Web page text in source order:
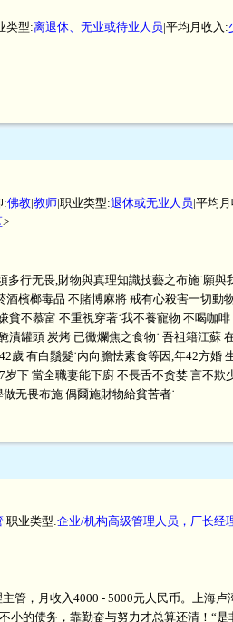
类型:离退休、无业或待业人员|平均月收入:
:佛教|教师|职业类型:退休或无业人员|平均
>
行无畏,財物與真理知識技藝之布施˙願與
檳榔毒品 不賭博麻將 戒有心殺害一切動
不慕富 不重視穿著˙我不養寵物 不喝咖
罐頭 炭烤 已黴爛焦之食物˙ 吾祖籍江蘇
歲 有白鬚髮˙內向膽怯素食等因,年42方婚
下 當全職妻能下廚 不長舌不贪婪 言不欺
无畏布施 偶爾施財物給貧苦者˙
|职业类型:企业/机构高级管理人员，厂长经
管，月收入4000 - 5000元人民币。上海
的债务，靠勤奋与努力才总算还清！“是